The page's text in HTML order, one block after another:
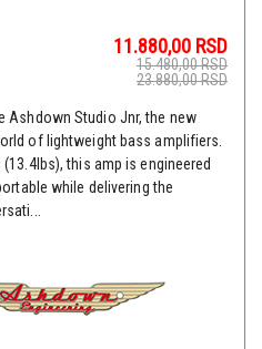
11.880,00 RSD
15.480,00RSD
23.880,00RSD
Ashdown Studio Jnr, the new
of lightweight bass amplifiers.
this amp is engineered
while delivering the